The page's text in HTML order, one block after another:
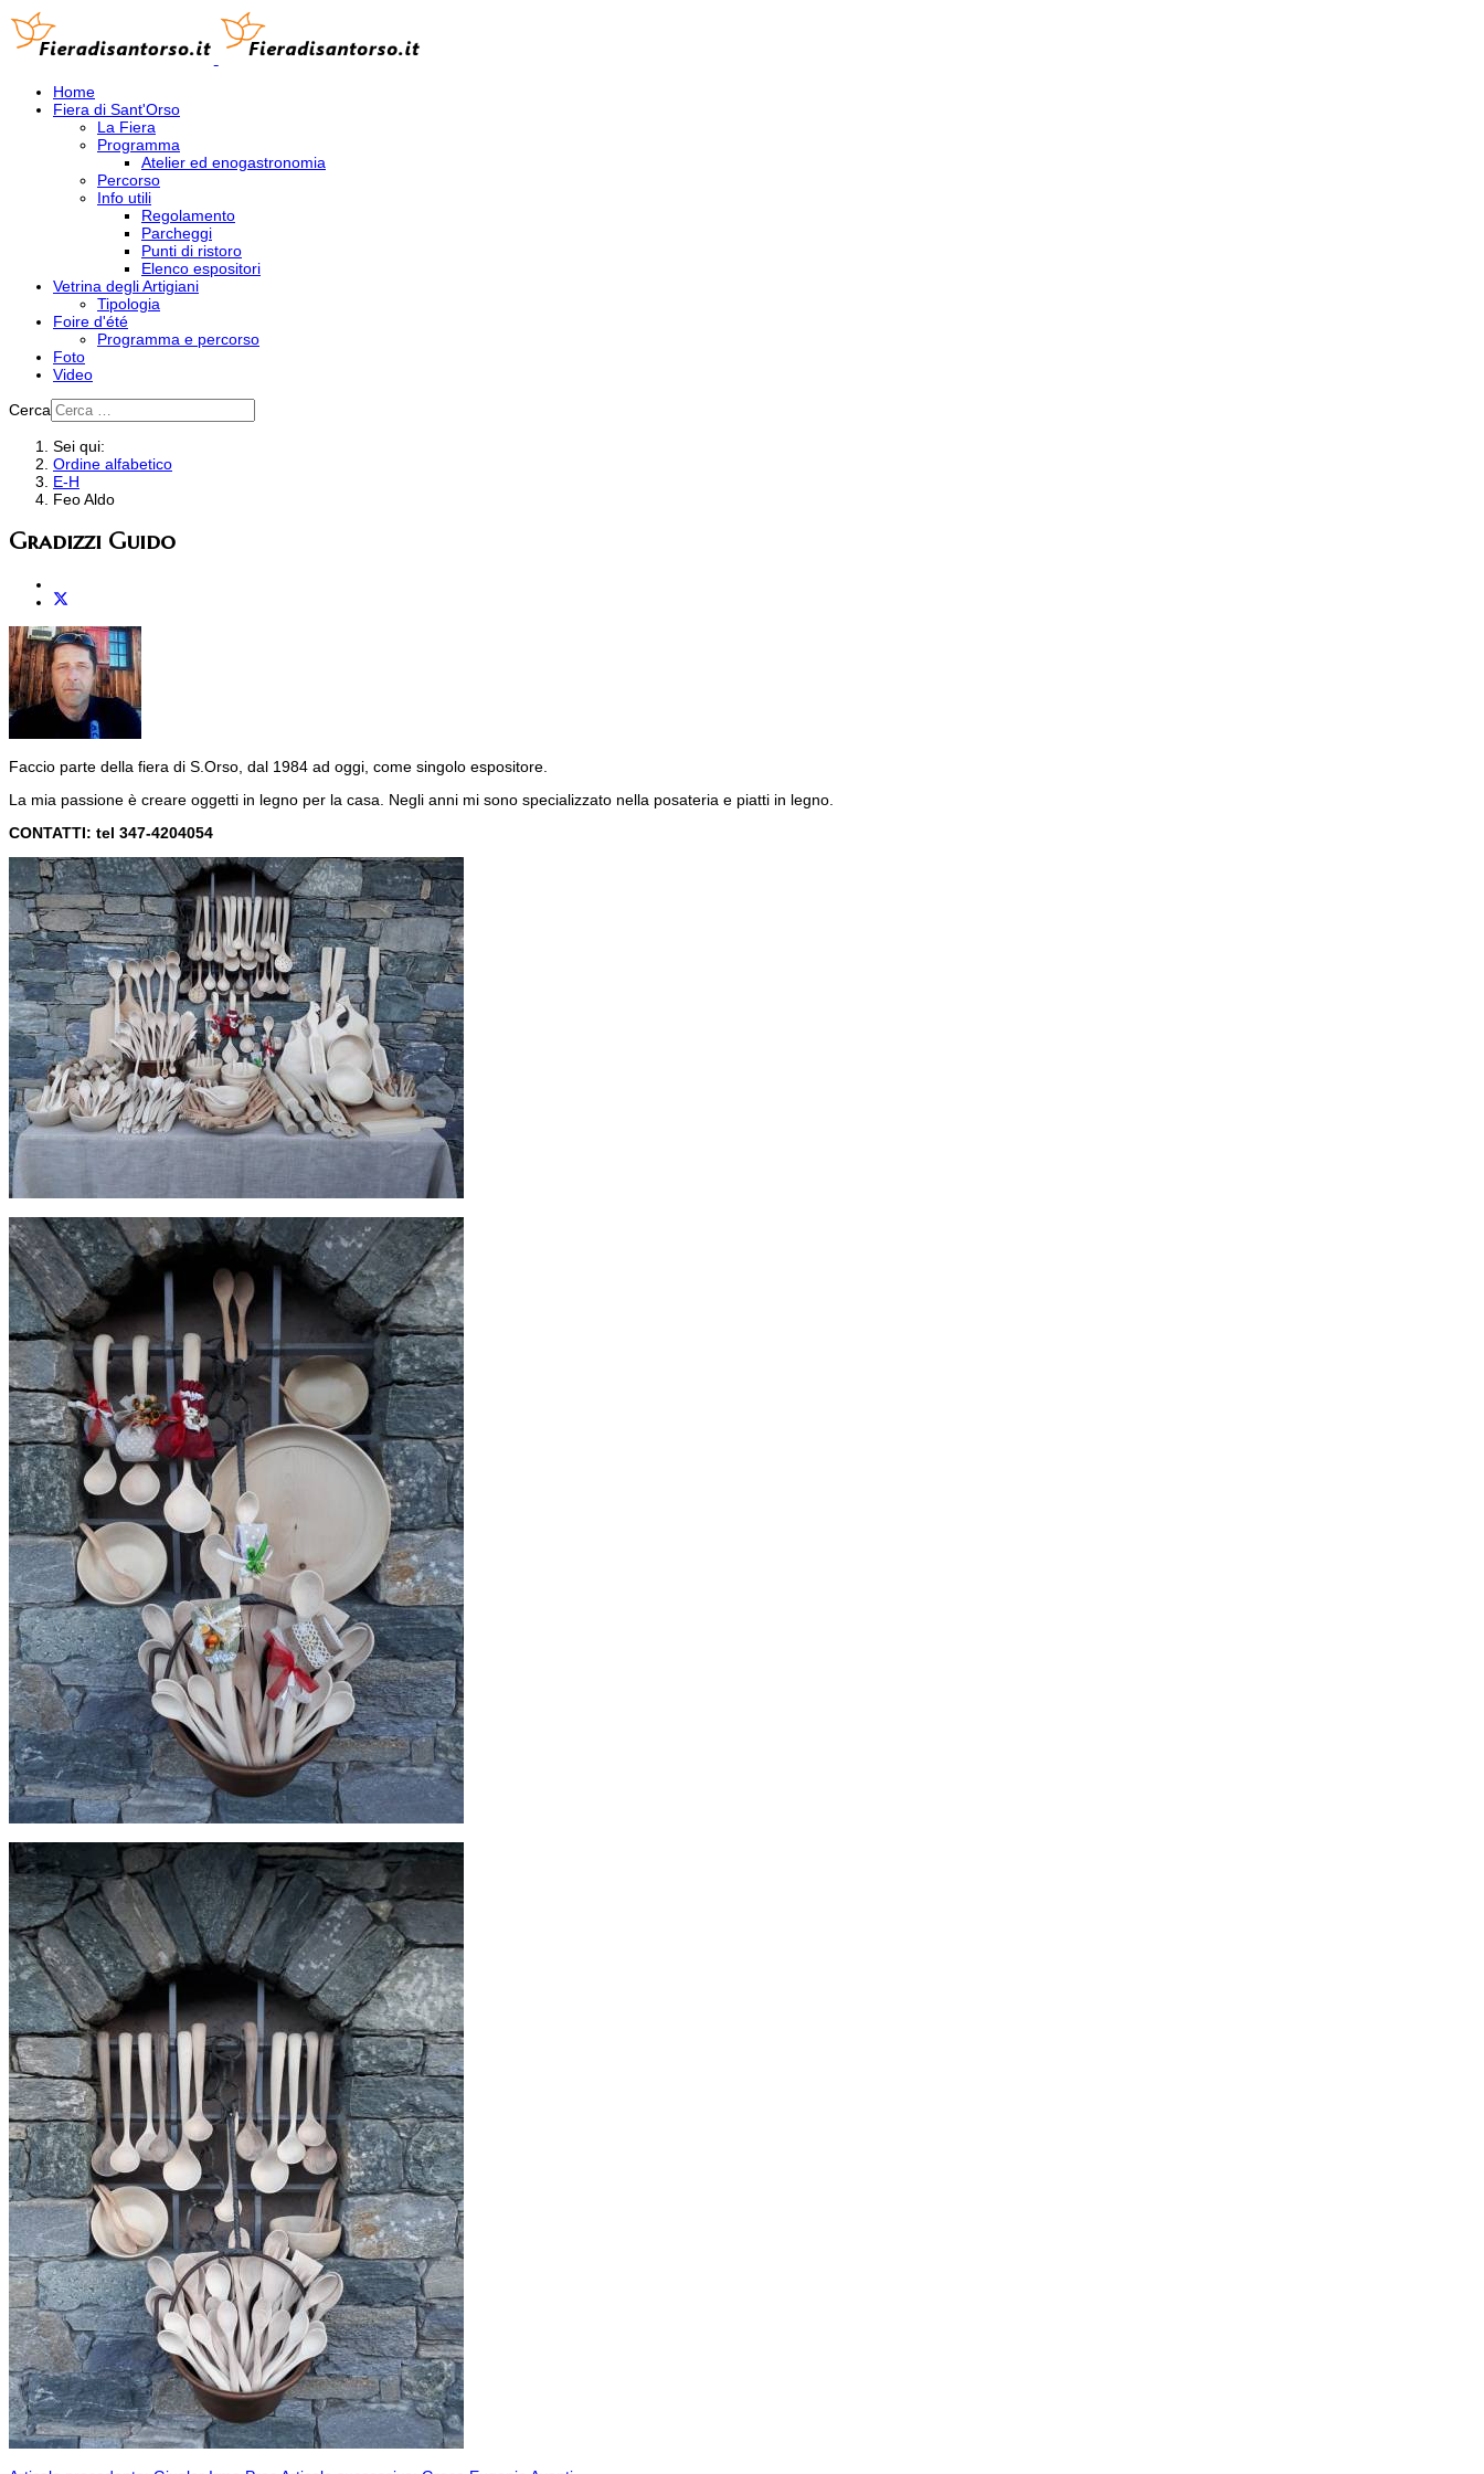
Home
Fiera di Sant'Orso
La Fiera
Programma
Atelier ed enogastronomia
Percorso
Info utili
Regolamento
Parcheggi
Punti di ristoro
Elenco espositori
Vetrina degli Artigiani
Tipologia
Foire d'été
Programma e percorso
Foto
Video
Cerca
Sei qui:
Ordine alfabetico
E-H
Feo Aldo
Gradizzi Guido
Faccio parte della fiera di S.Orso, dal 1984 ad oggi, come singolo espositore.
La mia passione è creare oggetti in legno per la casa. Negli anni mi sono specializzato nella posateria e piatti in legno.
CONTATTI: tel 347-4204054